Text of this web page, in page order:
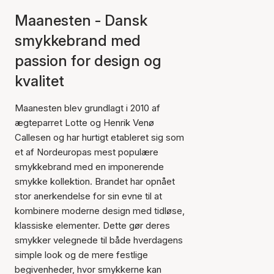
Maanesten - Dansk
smykkebrand med
passion for design og
kvalitet
Maanesten blev grundlagt i 2010 af
ægteparret Lotte og Henrik Venø
Callesen og har hurtigt etableret sig som
et af Nordeuropas mest populære
smykkebrand med en imponerende
smykke kollektion. Brandet har opnået
stor anerkendelse for sin evne til at
kombinere moderne design med tidløse,
klassiske elementer. Dette gør deres
smykker velegnede til både hverdagens
simple look og de mere festlige
begivenheder, hvor smykkerne kan